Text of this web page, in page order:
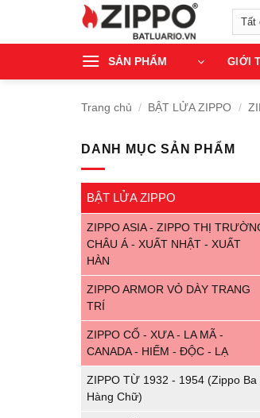
SẢN PHẨM GIỚI
Trang chủ / BẬT LỬA ZIPPO /
DANH MỤC SẢN PHẨM
BẬT LỬA ZIPPO
ZIPPO ASIA - ZIPPO THỊ
CHÂU Á - XUẤT NHẬT - XUẤT
HÀN
ZIPPO ARMOR VỎ DÀY TRANG
TRÍ
ZIPPO CỔ - XƯA - LA MÃ -
CANADA - HIẾM - ĐỘC - LẠ
ZIPPO TỪ 1932 - 1954 (Zippo Ba
Hàng Chữ)